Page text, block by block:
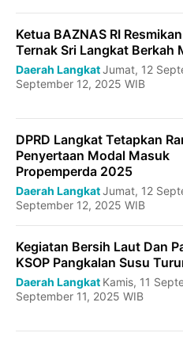
Ketua BAZNAS RI
Ternak Sri Langkat Berkah
Daerah LangkatJumat, 12
September 12, 2025 WIB
DPRD Langkat Tetapkan
Penyertaan Modal Masuk
Propemperda 2025
Daerah LangkatJumat, 12
September 12, 2025 WIB
Kegiatan Bersih Laut Dan
KSOP Pangkalan Susu
Daerah Langkat Kamis, 11
September 11, 2025 WIB